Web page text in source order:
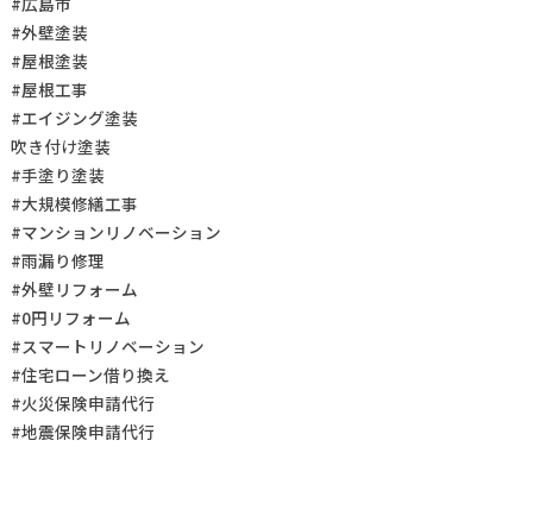
#外壁塗装
#屋根塗装
#屋根工事
#エイジング塗装
吹き付け塗装
#手塗り塗装
#大規模修繕工事
#マンションリノベーション
#雨漏り修理
#外壁リフォーム
#0円リフォーム
#スマートリノベーション
#住宅ローン借り換え
#火災保険申請代行
#地震保険申請代行